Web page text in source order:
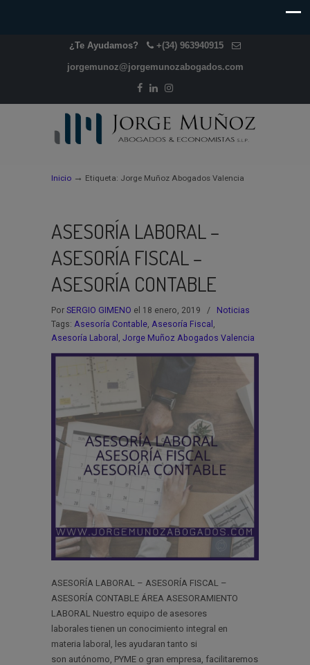
¿Te Ayudamos? +(34) 963940915
jorgemunoz@jorgemunozabogados.com
Inicio → Etiqueta: Jorge Muñoz Abogados Valencia
ASESORÍA LABORAL –
ASESORÍA FISCAL –
ASESORÍA CONTABLE
Por SERGIO GIMENO el 18 enero, 2019 /
Noticias
Tags: Asesoría Contable, Asesoría Fiscal ,
Asesoría Laboral , Jorge Muñoz Abogados Valencia
ASESORÍA LABORAL – ASESORÍA FISCAL –
ASESORÍA CONTABLE ÁREA ASESORAMIENTO
LABORAL Nuestro equipo de asesores
laborales tienen un conocimiento integral en
materia laboral, les ayudaran tanto si
son autónomo, PYME o gran empresa, facilitaremos